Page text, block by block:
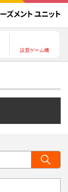
設置ゲーム機